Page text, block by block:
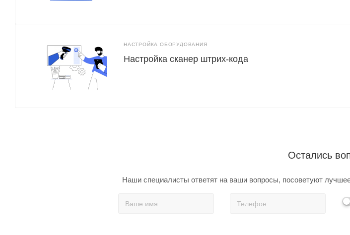
НАСТРОЙКА ОБОРУДОВАНИЯ
Настройка сканер штрих-кода
Остались
Наши специалисты ответят на ваши вопросы, посоветуют